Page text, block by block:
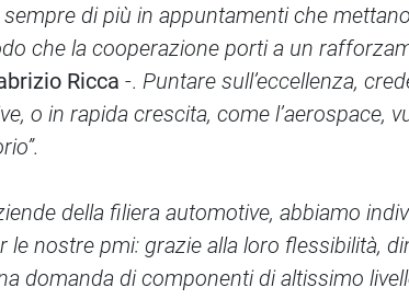
di più in appuntamenti che
che la cooperazione porti a un
Ricca -. Puntare sull’eccellenza,
o in rapida crescita, come l’aerospace,
della filiera automotive, abbiamo
nostre pmi: grazie alla loro flessibilità,
domanda di componenti di altissimo